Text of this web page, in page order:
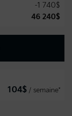
-1 740$
46 240$
104$ / semaine*